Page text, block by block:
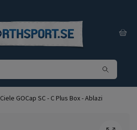
Ciele GOCap SC - C Plus Box - Ablazi